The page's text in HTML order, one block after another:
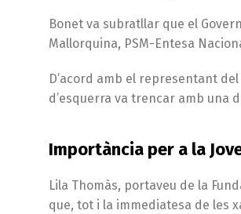
Bonet va subratllar que el
Mallorquina, PSM-Entesa
D’acord amb el representant
d’esquerra va trencar amb una
Importància per a la
Lila Thomàs, portaveu de la
que, tot i la immediatesa de les